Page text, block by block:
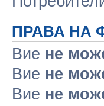
ПРАВА НА
Вие не
Вие не
Вие не